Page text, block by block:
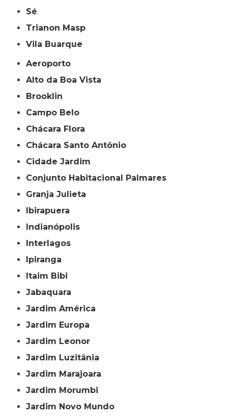
Sé
Trianon Masp
Vila Buarque
Aeroporto
Alto da Boa Vista
Brooklin
Campo Belo
Chácara Flora
Chácara Santo Antônio
Cidade Jardim
Conjunto Habitacional Palmares
Granja Julieta
Ibirapuera
Indianópolis
Interlagos
Ipiranga
Itaim Bibi
Jabaquara
Jardim América
Jardim Europa
Jardim Leonor
Jardim Luzitânia
Jardim Marajoara
Jardim Morumbi
Jardim Novo Mundo